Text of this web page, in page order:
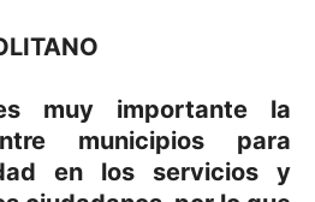
muy importante la
municipios para
en los servicios y